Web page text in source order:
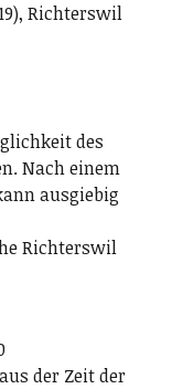
Richterswil
des
Nach einem
ausgiebig
Richterswil
der Zeit der